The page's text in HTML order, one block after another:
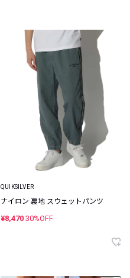
QUIKSILVER
ナイロン 裏地 スウェットパンツ
¥8,470 30%OFF